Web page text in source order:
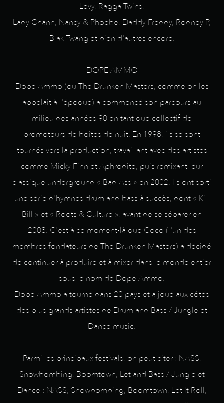
Levy, Ragga Twins,
Lady Chann, Nancy & Phoebe, Daddy Freddy, Rodney P,
Blak Twang et bien d'autres encore.
DOPE AMMO
Dope Ammo (ou The Drunken Masters, comme on les
appelait à l'époque) a commencé son parcours au
milieu des années 90 en tant que collectif de
promoteurs de boîtes de nuit. En 1998, ils se sont
tournés vers la production, travaillant avec des artistes
comme Micky Finn et Aphrodite, puis remixant leur
classique underground « Bad Ass » en 2002. Ils ont sorti
une série d'hymnes drum and bass à succès, dont « Kill
Bill » et « Roots & Culture », avant de se séparer en
2008. C'est à ce moment-là que Coco (l'un des
membres fondateurs de The Drunken Masters) a décidé
de continuer à produire et à mixer dans le monde entier
sous le nom de Dope Ammo.
Dope Ammo a tourné dans 20 pays et a joué aux côtés
des plus grands artistes de Drum and Bass / Jungle et
Dance music.
Parmi les principaux festivals, on peut citer : NASS,
Snowbombing, Boomtown, Let and Bass / Jungle et
Dance : NASS, Snowbombing, Boomtown, Let It Roll,